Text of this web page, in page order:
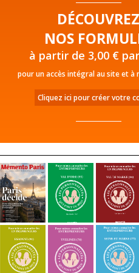
DÉCOUVREZ
NOS
à partir de 3,00 €
pour un accès intégral au site et à
Cliquez ici pour créer votre